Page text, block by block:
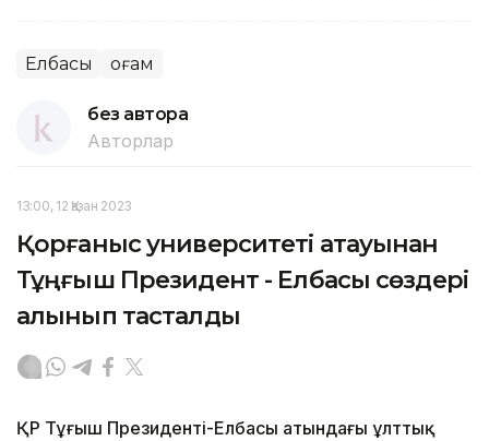
Елбасы Қоғам
без автора
Авторлар
13:00, 12 Қазан 2023
Қорғаныс университеті атауынан
Тұңғыш Президент - Елбасы сөздері
алынып тасталды
ҚР Тұңғыш Президенті-Елбасы атындағы ұлттық